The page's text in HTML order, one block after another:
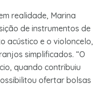
realidade, Marina
de instrumentos de
acústico e o violoncelo,
simplificados. “O
quando contribuiu
ofertar bolsas